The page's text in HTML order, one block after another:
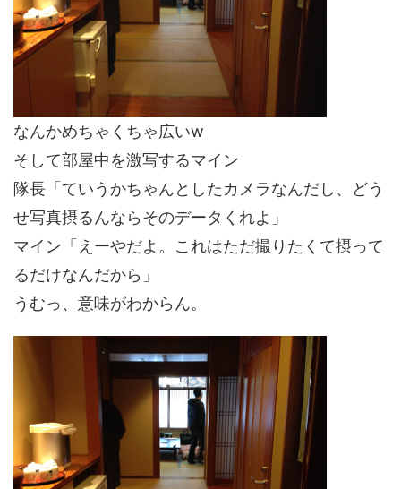
なんかめちゃくちゃ広いw
そして部屋中を激写するマイン
隊長「ていうかちゃんとしたカメラなんだし、どう
せ写真摂るんならそのデータくれよ」
マイン「えーやだよ。これはただ撮りたくて摂って
るだけなんだから」
うむっ、意味がわからん。